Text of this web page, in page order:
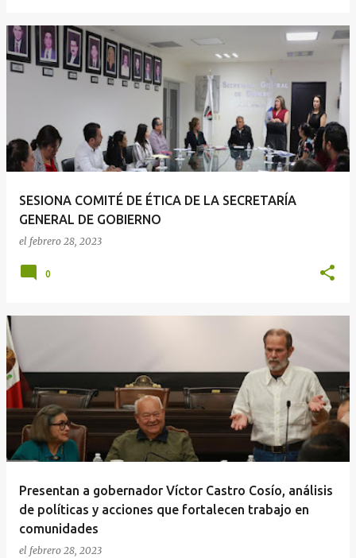
SESIONA COMITÉ DE ÉTICA DE LA SECRETARÍA
GENERAL DE GOBIERNO
el febrero 28, 2023
0
Presentan a gobernador Víctor Castro Cosío, análisis
de políticas y acciones que fortalecen trabajo en
comunidades
el febrero 28, 2023